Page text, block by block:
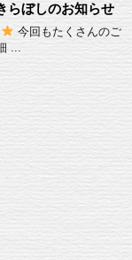
らぼしのお知らせ
今回もたくさんのご
...